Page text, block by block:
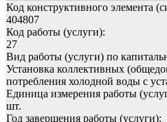
Код конструктивного элемента
404807
Код работы (услуги):
27
Вид работы (услуги) по
Установка коллективных
потребления холодной воды с
Единица измерения работы
шт.
Год завершения работы (услуги):